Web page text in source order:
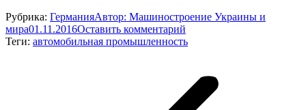
Рубрика: ГерманияАвтор: Машиностроение Украины и
мира01.11.2016Оставить комментарий
Теги: автомобильная промышленность